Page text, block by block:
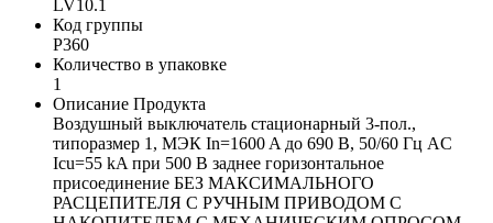
LV10.1
Код группы
P360
Количество в упаковке
1
Описание Продукта
Воздушный выключатель стационарный 3-пол.,
типоразмер 1, МЭК In=1600 A до 690 В, 50/60 Гц AC
Icu=55 kA при 500 В заднее горизонтальное
присоединение БЕЗ МАКСИМАЛЬНОГО
РАСЦЕПИТЕЛЯ С РУЧНЫМ ПРИВОДОМ С